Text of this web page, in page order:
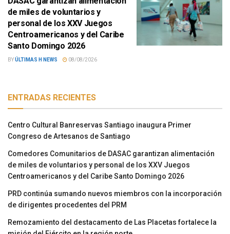
de miles de voluntarios y
personal de los XXV Juegos
Centroamericanos y del Caribe
Santo Domingo 2026
BYÚLTIMAS H NEWS 08/08/2026
ENTRADAS RECIENTES
Centro Cultural Banreservas Santiago inaugura Primer
Congreso de Artesanos de Santiago
Comedores Comunitarios de DASAC garantizan alimentación
de miles de voluntarios y personal de los XXV Juegos
Centroamericanos y del Caribe Santo Domingo 2026
PRD continúa sumando nuevos miembros con la incorporación
de dirigentes procedentes del PRM
Remozamiento del destacamento de Las Placetas fortalece la